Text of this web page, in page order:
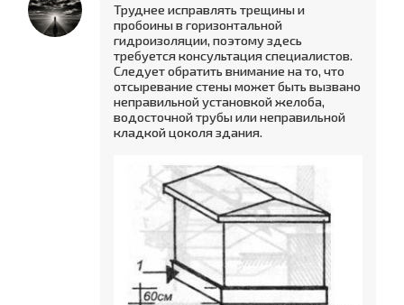
Труднее исправлять трещины и
пробоины в горизонтальной
гидроизоляции, поэтому здесь
требуется консультация специалистов.
Следует обратить внимание на то, что
отсыревание стены может быть вызвано
неправильной установкой желоба,
водосточной трубы или неправильной
кладкой цоколя здания.